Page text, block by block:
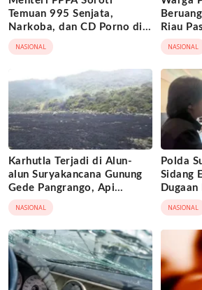
Temuan 995 Senjata,
Narkoba, dan CD Porno di
Sekolah Jaksel
NASIONAL
Riau
di
NASIONAL
Karhutla Terjadi di Alun-
alun Suryakancana Gunung
Gede Pangrango, Api
Berhasil Dipadamka
NASIONAL
Polda
Sidang
NASIONAL